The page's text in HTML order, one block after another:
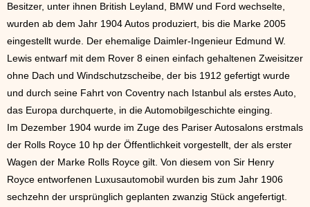
Besitzer, unter ihnen British Leyland, BMW und Ford wechselte,
wurden ab dem Jahr 1904 Autos produziert, bis die Marke 2005
eingestellt wurde. Der ehemalige Daimler-Ingenieur Edmund W.
Lewis entwarf mit dem Rover 8 einen einfach gehaltenen Zweisitzer
ohne Dach und Windschutzscheibe, der bis 1912 gefertigt wurde
und durch seine Fahrt von Coventry nach Istanbul als erstes Auto,
das Europa durchquerte, in die Automobilgeschichte einging.
Im Dezember 1904 wurde im Zuge des Pariser Autosalons erstmals
der Rolls Royce 10 hp der Öffentlichkeit vorgestellt, der als erster
Wagen der Marke Rolls Royce gilt. Von diesem von Sir Henry
Royce entworfenen Luxusautomobil wurden bis zum Jahr 1906
sechzehn der ursprünglich geplanten zwanzig Stück angefertigt.